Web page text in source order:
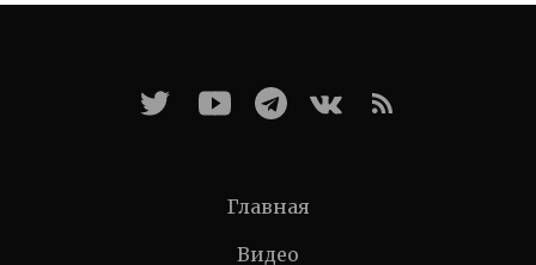
Главная
Видео